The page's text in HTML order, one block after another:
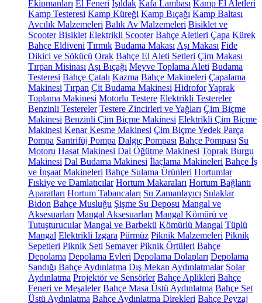
Ekipmanları El Feneri Işıldak Kafa Lambası Kamp El Aletleri
Kamp Testeresi Kamp Küreği Kamp Bıçağı Kamp Baltası
Avcılık Malzemeleri Balık Av Malzemeleri Bisiklet ve
Scooter Bisiklet Elektrikli Scooter Bahçe Aletleri Çapa Kürek
Bahçe Eldiveni Tırmık Budama Makası Aşı Makası Fide
Dikici ve Sökücü Orak Bahçe El Aleti Setleri Çim Makası
Tırpan Misinası Aşı Bıçağı Meyve Toplama Aleti Budama
Testeresi Bahçe Çatalı Kazma Bahçe Makineleri Çapalama
Makinesi Tırpan Çit Budama Makinesi HidroforYaprak
Toplama Makinesi Motorlu Testere Elektrikli Testereler
Benzinli Testereler Testere Zincirleri ve Yağları Çim Biçme
Makinesi Benzinli Çim Biçme Makinesi Elektrikli Çim Biçme
Makinesi Kenar Kesme Makinesi Çim Biçme Yedek Parça
Pompa Santrifüj Pompa Dalgıç Pompası Bahçe Pompası Su
Motoru Hasat Makinesi Dal Öğütme Makinesi Toprak Burgu
Makinesi Dal Budama Makinesi İlaçlama Makineleri Bahçe İş
ve İnşaat Makineleri Bahçe Sulama Ürünleri Hortumlar
Fıskiye ve Damlatıcılar Hortum Makaraları Hortum Bağlantı
Aparatları Hortum Tabancaları Su Zamanlayıcı Sulaklar
Bidon Bahçe Musluğu Şişme Su Deposu Mangal ve
Aksesuarları Mangal Aksesuarları Mangal Kömürü ve
Tutuşturucular Mangal ve Barbekü Kömürlü Mangal Tüplü
Mangal Elektrikli Izgara Pürmüz Piknik Malzemeleri Piknik
Sepetleri Piknik Seti Semaver Piknik Örtüleri Bahçe
Depolama Depolama Evleri Depolama Dolapları Depolama
Sandığı Bahçe Aydınlatma Dış Mekan Aydınlatmalar Solar
Aydınlatma Projektör ve Sensörler Bahçe Aplikleri Bahçe
Feneri ve Meşaleler Bahçe Masa Üstü Aydınlatma Bahçe Set
Üstü Aydınlatma Bahçe Aydınlatma Direkleri Bahçe Peyzaj